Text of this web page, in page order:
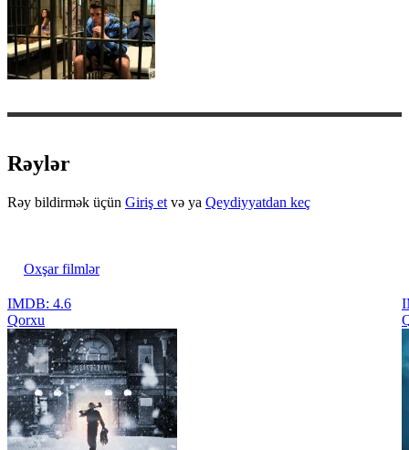
Rəylər
Rəy bildirmək üçün Giriş et və ya Qeydiyyatdan keç
Oxşar filmlər
IMDB: 4.6
Qorxu